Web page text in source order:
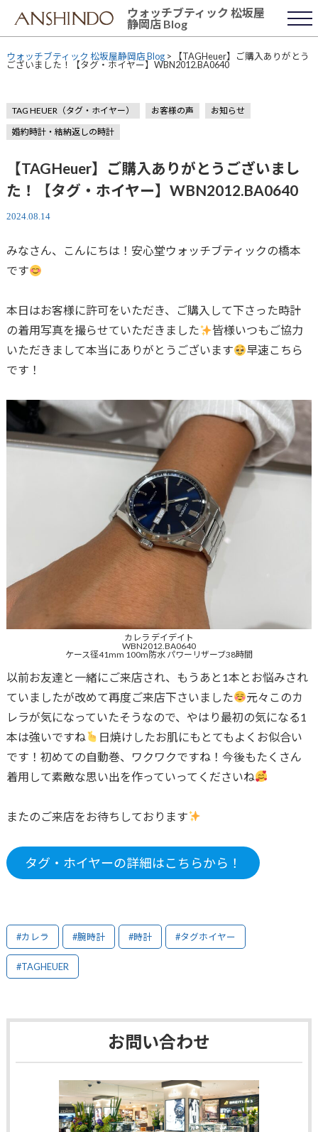
content
ウォッチブティック 松坂屋
静岡店 Blog
ウォッチブティック 松坂屋静岡店 Blog> 【TAGHeuer】ご購入ありがとう
ございました！【タグ・ホイヤー】WBN2012.BA0640
TAG HEUER（タグ・ホイヤー） お客様の声
お知らせ
婚約時計・結納返しの時計
【TAGHeuer】ご購入ありがとうございまし
た！【タグ・ホイヤー】WBN2012.BA0640
2024.08.14
みなさん、こんにちは！安心堂ウォッチブティックの橋本
です
本日はお客様に許可をいただき、ご購入して下さった時計
の着用写真を撮らせていただきました
皆様いつもご協力
いただきまして本当にありがとうございます
早速こちら
です！
カレラ デイデイト
WBN2012.BA0640
ケース径41mm 100m防水 パワーリザーブ38時間
以前お友達と一緒にご来店され、もうあと1本とお悩みされ
ていましたが改めて再度ご来店下さいました
元々このカ
レラが気になっていたそうなので、やはり最初の気になる1
本は強いですね
日焼けしたお肌にもとてもよくお似合い
です！初めての自動巻、ワクワクですね！今後もたくさん
着用して素敵な思い出を作っていってくださいね
またのご来店をお待ちしております
タグ・ホイヤーの詳細はこちらから！
#カレラ #腕時計 #時計 #タグホイヤー
#TAGHEUER
お問い合わせ